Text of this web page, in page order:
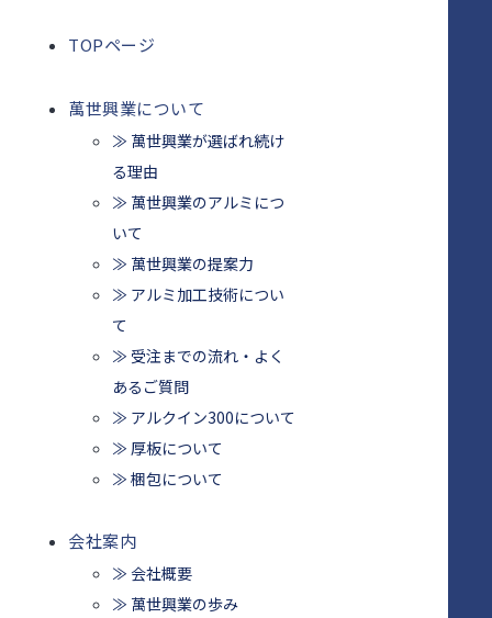
TOPページ
萬世興業について
≫ 萬世興業が選ばれ続け
る理由
≫ 萬世興業のアルミにつ
いて
≫ 萬世興業の提案力
≫ アルミ加工技術につい
て
≫ 受注までの流れ・よく
あるご質問
≫ アルクイン300について
≫ 厚板について
≫ 梱包について
会社案内
≫ 会社概要
≫ 萬世興業の歩み